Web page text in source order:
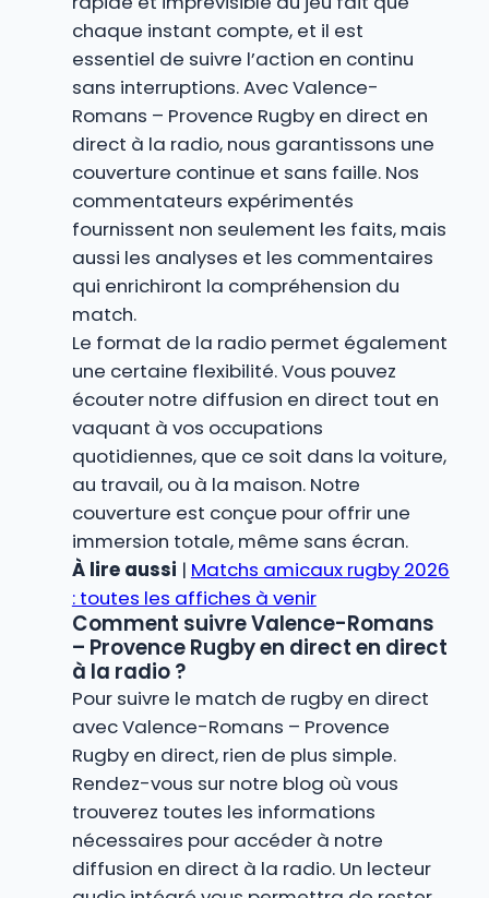
chaque instant compte, et il est
essentiel de suivre l’action en continu
sans interruptions. Avec Valence-
Romans – Provence Rugby en direct en
direct à la radio, nous garantissons une
couverture continue et sans faille. Nos
commentateurs expérimentés
fournissent non seulement les faits, mais
aussi les analyses et les commentaires
qui enrichiront la compréhension du
match.
Le format de la radio permet également
une certaine flexibilité. Vous pouvez
écouter notre diffusion en direct tout en
vaquant à vos occupations
quotidiennes, que ce soit dans la voiture,
au travail, ou à la maison. Notre
couverture est conçue pour offrir une
immersion totale, même sans écran.
À lire aussi | Matchs amicaux rugby 2026
: toutes les affiches à venir
Comment suivre Valence-Romans
– Provence Rugby en direct en direct
à la radio ?
Pour suivre le match de rugby en direct
avec Valence-Romans – Provence
Rugby en direct, rien de plus simple.
Rendez-vous sur notre blog où vous
trouverez toutes les informations
nécessaires pour accéder à notre
diffusion en direct à la radio. Un lecteur